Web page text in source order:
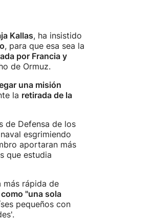
Kallas, ha insistido
, para que esa sea la
por Francia y
de Ormuz.
una misión
la retirada de la
de Defensa de los
esgrimiendo
aportaran más
que estudia
más rápida de
"una sola
pequeños con